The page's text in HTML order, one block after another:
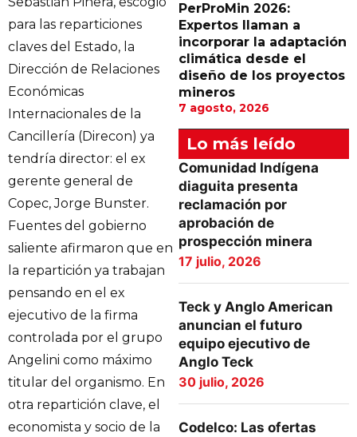
para las reparticiones
claves del Estado, la
Dirección de Relaciones
Económicas
Internacionales de la
Cancillería (Direcon) ya
tendría director: el ex
gerente general de
Copec, Jorge Bunster.
Fuentes del gobierno
saliente afirmaron que en
la repartición ya trabajan
pensando en el ex
ejecutivo de la firma
controlada por el grupo
Angelini como máximo
titular del organismo. En
otra repartición clave, el
economista y socio de la
PerProMin 2026:
Expertos llaman a
incorporar la adaptación
climática desde el
diseño de los proyectos
mineros
7 agosto, 2026
Lo más leído
Comunidad Indígena
diaguita presenta
reclamación por
aprobación de
prospección minera
17 julio, 2026
Teck y Anglo American
anuncian el futuro
equipo ejecutivo de
Anglo Teck
30 julio, 2026
Codelco: Las ofertas